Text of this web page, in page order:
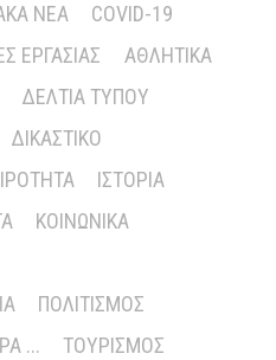
ΝΈΑ
COVID-19
ΕΡΓΑΣΊΑΣ
ΑΘΛΗΤΙΚΆ
ΔΕΛΤΊΑ ΤΎΠΟΥ
ΔΙΚΑΣΤΙΚΌ
ΙΣΤΟΡΊΑ
ΚΟΙΝΩΝΙΚΆ
ΠΟΛΙΤΙΣΜΌΣ
...
ΤΟΥΡΙΣΜΌΣ